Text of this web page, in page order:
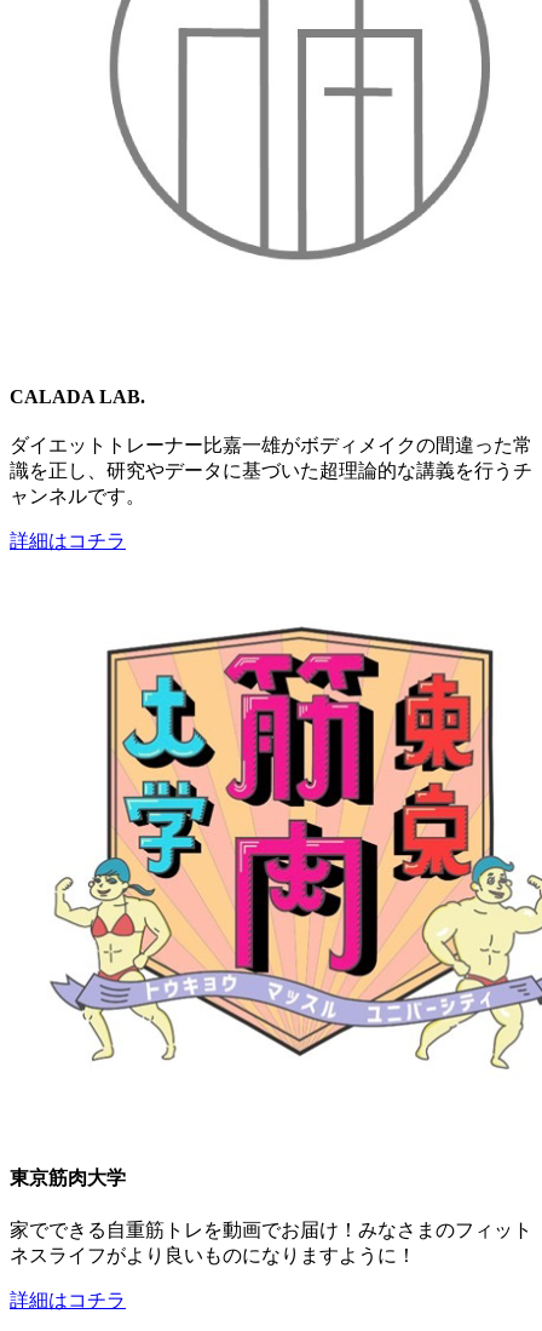
CALADA LAB.
ダイエットトレーナー比嘉一雄がボディメイクの間違った常
識を正し、研究やデータに基づいた超理論的な講義を行うチ
ャンネルです。
詳細はコチラ
東京筋肉大学
家でできる自重筋トレを動画でお届け！みなさまのフィット
ネスライフがより良いものになりますように！
詳細はコチラ